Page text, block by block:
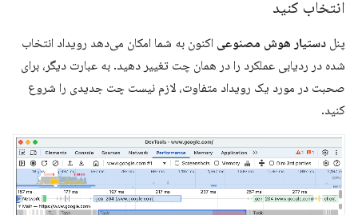
انتخاب کنید
پنل دستیار هوش مصنوعی اکنون به شما امکان می‌دهد رویداد انتخاب
شده در ردیابی عملکرد را در همان چت تغییر دهید. به عبارت دیگر، برای
صحبت در مورد یک رویداد متفاوت، لازم نیست چت جدیدی را شروع
کنید.